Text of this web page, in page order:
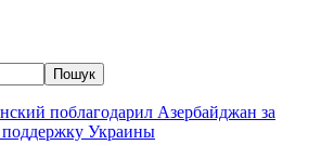
Пошук
поблагодарил Азербайджан за
Украины